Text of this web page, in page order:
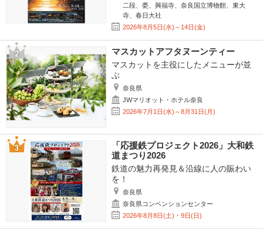
二段、甍、興福寺、奈良国立博物館、東大
寺、春日大社
2026年8月5日(水)～14日(金)
マスカットアフタヌーンティー
マスカットを主役にしたメニューが並
ぶ
奈良県
JWマリオット・ホテル奈良
2026年7月1日(水)～8月31日(月)
「応援鉄プロジェクト2026」大和鉄
道まつり2026
鉄道の魅力再発見＆沿線に人の賑わい
を！
奈良県
奈良県コンベンションセンター
2026年8月8日(土)・9日(日)